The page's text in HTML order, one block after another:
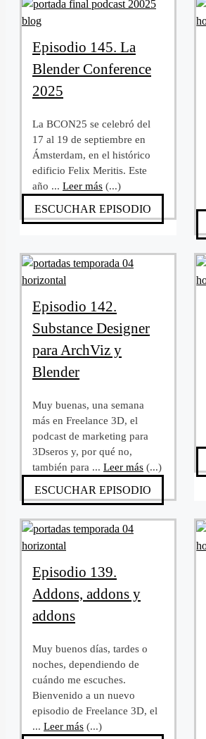
Episodio 145. La
Blender Conference
2025
La BCON25 se celebró del
17 al 19 de septiembre en
Ámsterdam, en el histórico
edificio Felix Meritis. Este
año ... Leer más (...)
ESCUCHAR EPISODIO
Episodio 142.
Substance Designer
para ArchViz y
Blender
Muy buenas, una semana
más en Freelance 3D, el
podcast de marketing para
3Dseros y, por qué no,
también para ... Leer más (...)
ESCUCHAR EPISODIO
Episodio 139.
Addons, addons y
addons
Muy buenos días, tardes o
noches, dependiendo de
cuándo me escuches.
Bienvenido a un nuevo
episodio de Freelance 3D, el
... Leer más (...)